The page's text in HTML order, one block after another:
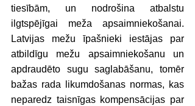
tiesībām, un nodrošina atbalstu
ilgtspējīgai meža apsaimniekošanai.
Latvijas mežu īpašnieki iestājas par
atbildīgu mežu apsaimniekošanu un
apdraudēto sugu saglabāšanu, tomēr
bažas rada likumdošanas normas, kas
neparedz taisnīgas kompensācijas par